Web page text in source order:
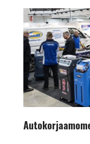
Autokorjaamomessut
tekee
paluun